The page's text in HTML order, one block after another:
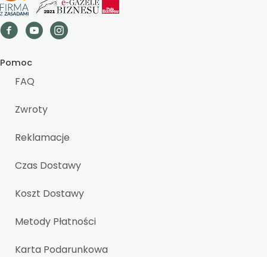
Pomoc
FAQ
Zwroty
Reklamacje
Czas Dostawy
Koszt Dostawy
Metody Płatności
Karta Podarunkowa